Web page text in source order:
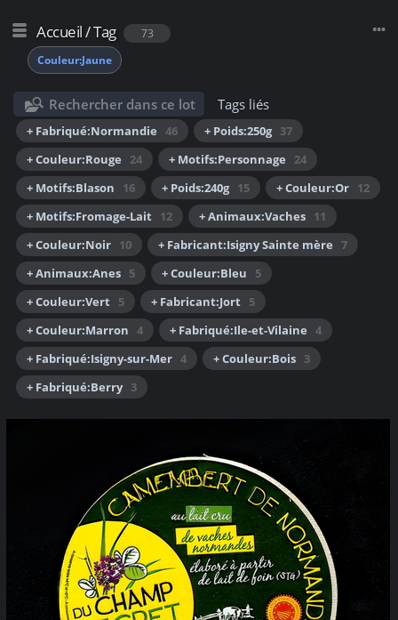
Accueil/Tag
73
Couleur:Jaune
Rechercher dans ce lot Tags liés
+ Fabriqué:Normandie 46 + Poids:250g 37
+ Couleur:Rouge
24 + Motifs:Personnage
24
+ Motifs:Blason
16 + Poids:240g 15 + Couleur:Or 12
+ Motifs:Fromage-Lait 12 + Animaux:Vaches 11
+ Couleur:Noir 10 + Fabricant:Isigny Sainte mère 7
+ Animaux:Anes 5 + Couleur:Bleu
5
+ Couleur:Vert 5 + Fabricant:Jort 5
+ Couleur:Marron 4 + Fabriqué:Ile-et-Vilaine 4
+ Fabriqué:Isigny-sur-Mer 4 + Couleur:Bois 3
+ Fabriqué:Berry 3